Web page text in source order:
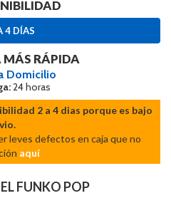
4 DÍAS
MÁS RÁPIDA
Domicilio
24 horas
2 a 4 dias porque es bajo
leves defectos en caja que no
aquí
FUNKO POP